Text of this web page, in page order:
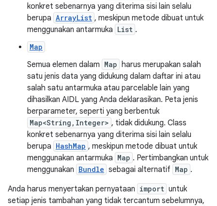
konkret sebenarnya yang diterima sisi lain selalu
berupa ArrayList , meskipun metode dibuat untuk
menggunakan antarmuka List .
Map
Semua elemen dalam Map harus merupakan salah
satu jenis data yang didukung dalam daftar ini atau
salah satu antarmuka atau parcelable lain yang
dihasilkan AIDL yang Anda deklarasikan. Peta jenis
berparameter, seperti yang berbentuk
Map<String,Integer> , tidak didukung. Class
konkret sebenarnya yang diterima sisi lain selalu
berupa HashMap , meskipun metode dibuat untuk
menggunakan antarmuka Map . Pertimbangkan untuk
menggunakan Bundle sebagai alternatif Map .
Anda harus menyertakan pernyataan import untuk
setiap jenis tambahan yang tidak tercantum sebelumnya,